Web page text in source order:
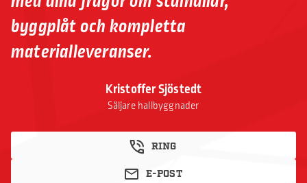
Kristoffer Sjöstedt
Säljare hallbyggnader
RING
E-POST
byggplåt och kompletta
materialleveranser.